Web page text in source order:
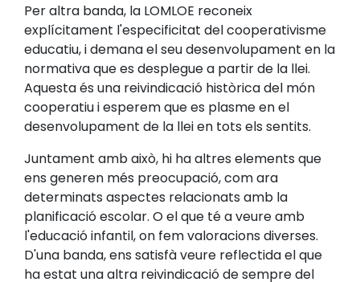
Per altra banda, la LOMLOE reconeix
explícitament l'especificitat del cooperativisme
educatiu, i demana el seu desenvolupament en la
normativa que es desplegue a partir de la llei.
Aquesta és una reivindicació històrica del món
cooperatiu i esperem que es plasme en el
desenvolupament de la llei en tots els sentits.
Juntament amb això, hi ha altres elements que
ens generen més preocupació, com ara
determinats aspectes relacionats amb la
planificació escolar. O el que té a veure amb
l'educació infantil, on fem valoracions diverses.
D'una banda, ens satisfà veure reflectida el que
ha estat una altra reivindicació de sempre del